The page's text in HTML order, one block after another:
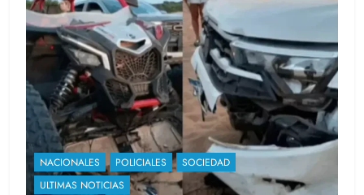
NACIONALES POLICIALES
SOCIEDAD
ULTIMAS NOTICIAS